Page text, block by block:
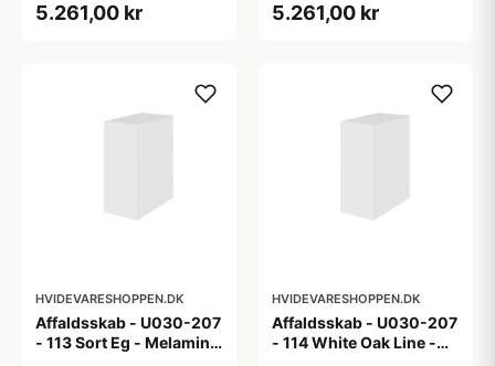
5.261,00 kr 5.261,00 kr
HVIDEVARESHOPPEN.DK
Affaldsskab - U030-207
- 113 Sort Eg - Melamin,
HVIDEVARESHOPPEN.DK
Affaldsskab - U030-207
- 114 White Oak Line -